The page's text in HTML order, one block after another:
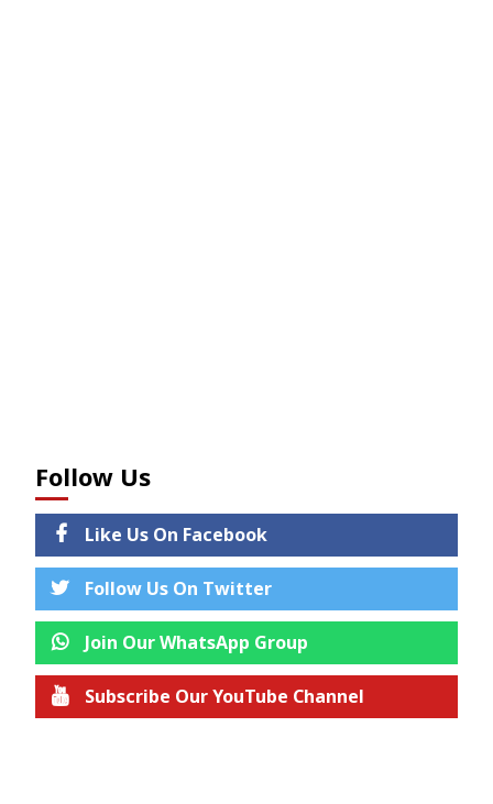
Follow Us
Like Us On Facebook
Follow Us On Twitter
Join Our WhatsApp Group
Subscribe Our YouTube Channel